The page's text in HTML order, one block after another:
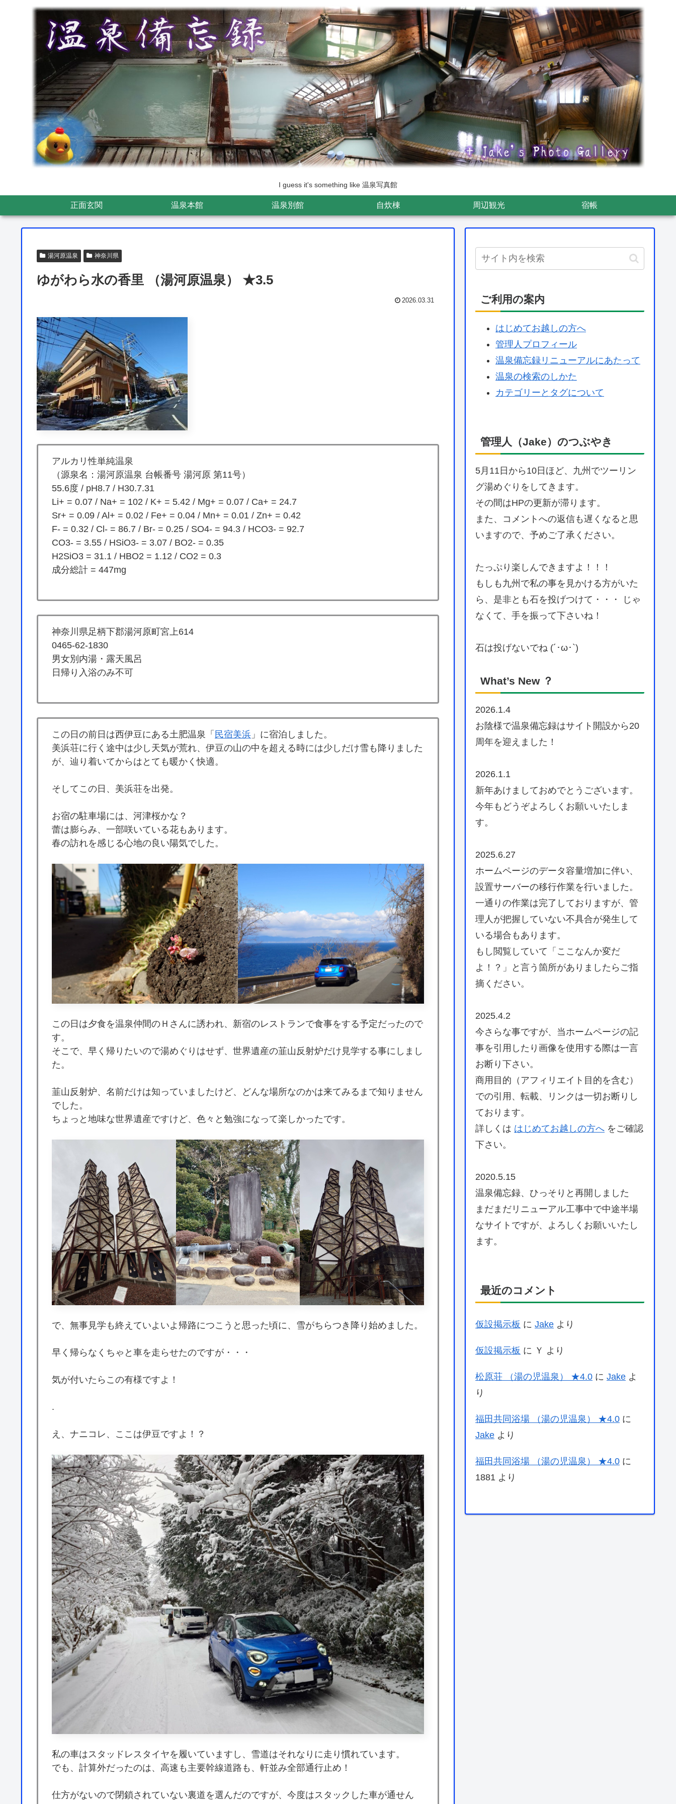
I guess it's something like 温泉写真館
正面玄関 温泉本館 温泉別館 自炊棟 周辺観光 宿帳
湯河原温泉 神奈川県
ゆがわら水の香里 （湯河原温泉） ★3.5
2026.03.31
アルカリ性単純温泉
（源泉名：湯河原温泉 台帳番号 湯河原 第11号）
55.6度 / pH8.7 / H30.7.31
Li+ = 0.07 / Na+ = 102 / K+ = 5.42 / Mg+ = 0.07 / Ca+ = 24.7
Sr+ = 0.09 / Al+ = 0.02 / Fe+ = 0.04 / Mn+ = 0.01 / Zn+ = 0.42
F- = 0.32 / Cl- = 86.7 / Br- = 0.25 / SO4- = 94.3 / HCO3- = 92.7
CO3- = 3.55 / HSiO3- = 3.07 / BO2- = 0.35
H2SiO3 = 31.1 / HBO2 = 1.12 / CO2 = 0.3
成分総計 = 447mg
神奈川県足柄下郡湯河原町宮上614
0465-62-1830
男女別内湯・露天風呂
日帰り入浴のみ不可
この日の前日は西伊豆にある土肥温泉「 民宿美浜 」に宿泊しました。
美浜荘に行く途中は少し天気が荒れ、伊豆の山の中を超える時には少しだけ雪も降りました
が、辿り着いてからはとても暖かく快適。
そしてこの日、美浜荘を出発。
お宿の駐車場には、河津桜かな？
蕾は膨らみ、一部咲いている花もあります。
春の訪れを感じる心地の良い陽気でした。
この日は夕食を温泉仲間のＨさんに誘われ、新宿のレストランで食事をする予定だったので
す。
そこで、早く帰りたいので湯めぐりはせず、世界遺産の韮山反射炉だけ見学する事にしまし
た。
韮山反射炉、名前だけは知っていましたけど、どんな場所なのかは来てみるまで知りません
でした。
ちょっと地味な世界遺産ですけど、色々と勉強になって楽しかったです。
で、無事見学も終えていよいよ帰路につこうと思った頃に、雪がちらつき降り始めました。
早く帰らなくちゃと車を走らせたのですが・・・
気が付いたらこの有様ですよ！
.
え、ナニコレ、ここは伊豆ですよ！？
私の車はスタッドレスタイヤを履いていますし、雪道はそれなりに走り慣れています。
でも、計算外だったのは、高速も主要幹線道路も、軒並み全部通行止め！
仕方がないので閉鎖されていない裏道を選んだのですが、今度はスタックした車が通せん
ご利用の案内
はじめてお越しの方へ
管理人プロフィール
温泉備忘録リニューアルにあたって
温泉の検索のしかた
カテゴリーとタグについて
管理人（Jake）のつぶやき
5月11日から10日ほど、九州でツーリン
グ湯めぐりをしてきます。
その間はHPの更新が滞ります。
また、コメントへの返信も遅くなると思
いますので、予めご了承ください。
たっぷり楽しんできますよ！！！
もしも九州で私の事を見かける方がいた
ら、是非とも石を投げつけて・・・ じゃ
なくて、手を振って下さいね！
石は投げないでね (´･ω･`)
What’s New ？
2026.1.4
お陰様で温泉備忘録はサイト開設から20
周年を迎えました！
2026.1.1
新年あけましておめでとうございます。
今年もどうぞよろしくお願いいたしま
す。
2025.6.27
ホームページのデータ容量増加に伴い、
設置サーバーの移行作業を行いました。
一通りの作業は完了しておりますが、管
理人が把握していない不具合が発生して
いる場合もあります。
もし閲覧していて「ここなんか変だ
よ！？」と言う箇所がありましたらご指
摘ください。
2025.4.2
今さらな事ですが、当ホームページの記
事を引用したり画像を使用する際は一言
お断り下さい。
商用目的（アフィリエイト目的を含む）
での引用、転載、リンクは一切お断りし
ております。
詳しくは はじめてお越しの方へ をご確認
下さい。
2020.5.15
温泉備忘録、ひっそりと再開しました
まだまだリニューアル工事中で中途半場
なサイトですが、よろしくお願いいたし
ます。
最近のコメント
仮設掲示板 に Jake より
仮設掲示板 に Ｙ より
松原荘 （湯の児温泉） ★4.0 に Jake よ
り
福田共同浴場 （湯の児温泉） ★4.0 に
Jake より
福田共同浴場 （湯の児温泉） ★4.0 に
1881 より